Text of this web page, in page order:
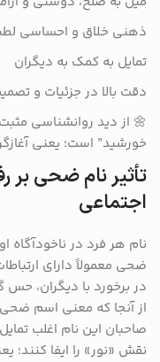
ذهنی خلاق و احساسی
تمایل به کمک به دیگران
دقت بالا در جزئیات و
🌼 از دید روانشناسی
خورشید” است؛ یعنی
تأثیر نام ضحی بر
اجتماعی
نام هر فرد در ناخودآگاه
ضحی معمولاً دارای
در برخورد با دیگران، حس
از آنجا که معنی اسم ضحی
صاحبان این نام اغلب
نقش «نور» را ایفا